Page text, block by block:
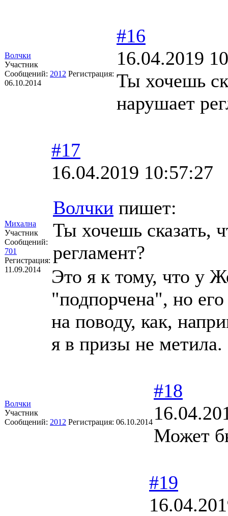
Волчки
Участник
Сообщений: 2012 Регистрация:
06.10.2014
#16
16.04.2019
Ты хочешь
нарушает
Михална
Участник
Сообщений:
701
Регистрация:
11.09.2014
#17
16.04.2019 10:57:27
Волчки пишет:
Ты хочешь сказать,
регламент?
Это я к тому, что у
"подпорчена", но
на поводу, как,
я в призы не метила.
Волчки
Участник
Сообщений: 2012 Регистрация: 06.10.2014
#18
Может
#19